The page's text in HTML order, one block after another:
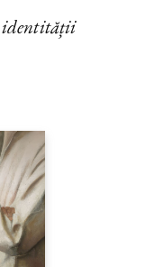
identității